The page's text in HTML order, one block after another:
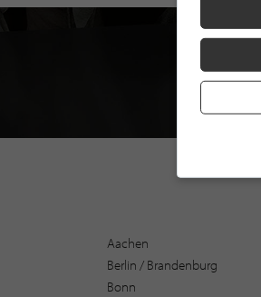
Aachen
Berlin / Brandenburg
Bonn